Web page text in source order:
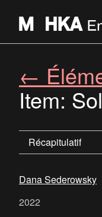
←
Item:
Récapitulatif
Dana Sederowsky
2022